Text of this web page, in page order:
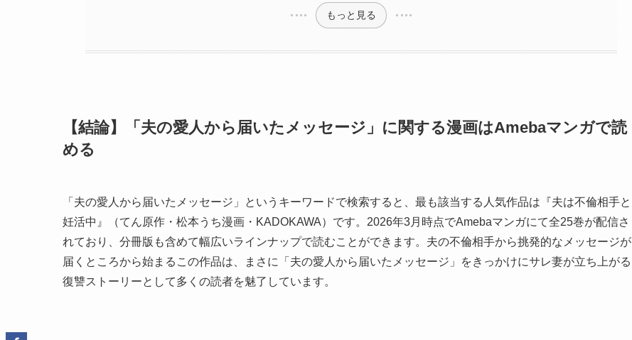
もっと見る
【結論】「夫の愛人から届いたメッセージ」に関する漫画はAmebaマンガで読
める
「夫の愛人から届いたメッセージ」というキーワードで検索すると、最も該当する人気作品は『夫は不倫相手と
妊活中』（てん原作・松本うち漫画・KADOKAWA）です。2026年3月時点でAmebaマンガにて全25巻が配信さ
れており、分冊版も含めて幅広いラインナップで読むことができます。夫の不倫相手から挑発的なメッセージが
届くところから始まるこの作品は、まさに「夫の愛人から届いたメッセージ」をきっかけにサレ妻が立ち上がる
復讐ストーリーとして多くの読者を魅了しています。